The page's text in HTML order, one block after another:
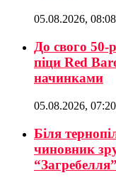
05.08.2026, 08:08
До свого 50-
піци Red
начинками
05.08.2026, 07:20
Біля
чиновник
“Загребелля”